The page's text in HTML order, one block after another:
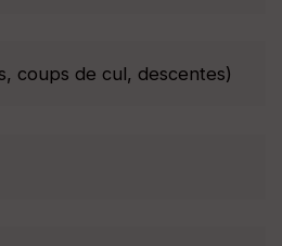
coups de cul, descentes)